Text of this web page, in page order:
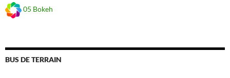
05 Bokeh
BUS DE TERRAIN